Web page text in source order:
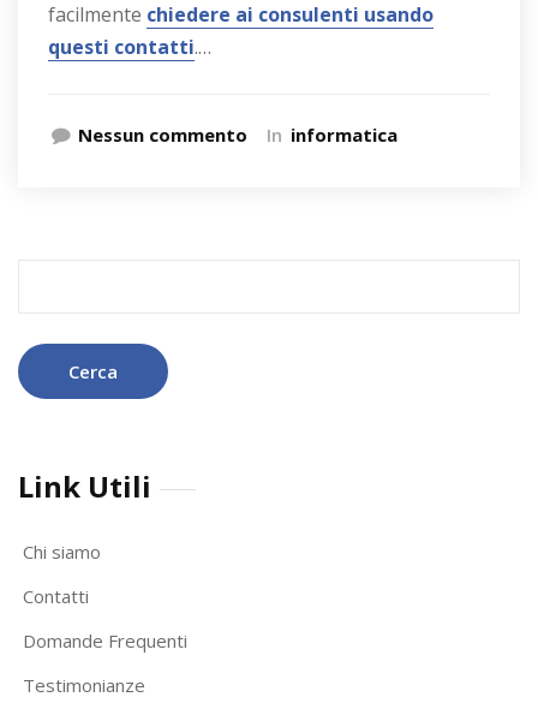
facilmente chiedere ai consulenti usando
questi contatti.…
Nessun commento In informatica
Link Utili
Chi siamo
Contatti
Domande Frequenti
Testimonianze